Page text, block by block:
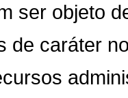
ser objeto
de caráter